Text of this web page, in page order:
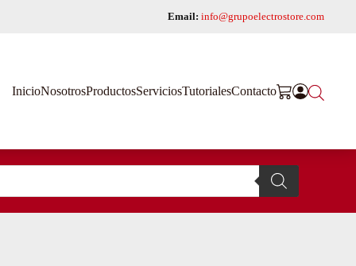
Email: info@grupoelectrostore.com
InicioNosotrosProductosServiciosTutorialesContacto